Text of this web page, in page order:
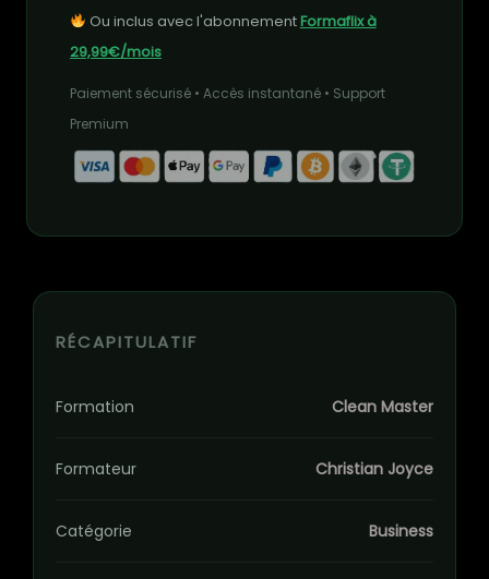
Ou inclus avec l'abonnementFormaflix à
29,99€/mois
Paiement sécurisé • Accès instantané • Support
Premium
RÉCAPITULATIF
Formation Clean Master
Formateur Christian Joyce
Catégorie Business